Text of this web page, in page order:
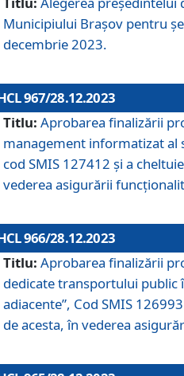
Municipiului Braşov pentru
decembrie 2023.
967/28.12.2023
Titlu: Aprobarea finalizării
management informatizat al
cod SMIS 127412 și a
vederea asigurării
966/28.12.2023
Titlu: Aprobarea finalizării
dedicate transportului
adiacente”, Cod SMIS
de acesta, în vederea